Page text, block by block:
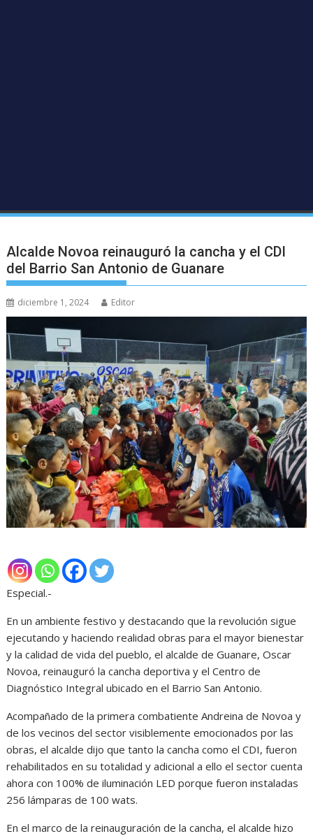
Alcalde Novoa reinauguró la cancha y el CDI
del Barrio San Antonio de Guanare
diciembre 1, 2024 Editor
Especial.-
En un ambiente festivo y destacando que la revolución sigue
ejecutando y haciendo realidad obras para el mayor bienestar
y la calidad de vida del pueblo, el alcalde de Guanare, Oscar
Novoa, reinauguró la cancha deportiva y el Centro de
Diagnóstico Integral ubicado en el Barrio San Antonio.
Acompañado de la primera combatiente Andreina de Novoa y
de los vecinos del sector visiblemente emocionados por las
obras, el alcalde dijo que tanto la cancha como el CDI, fueron
rehabilitados en su totalidad y adicional a ello el sector cuenta
ahora con 100% de iluminación LED porque fueron instaladas
256 lámparas de 100 wats.
En el marco de la reinauguración de la cancha, el alcalde hizo